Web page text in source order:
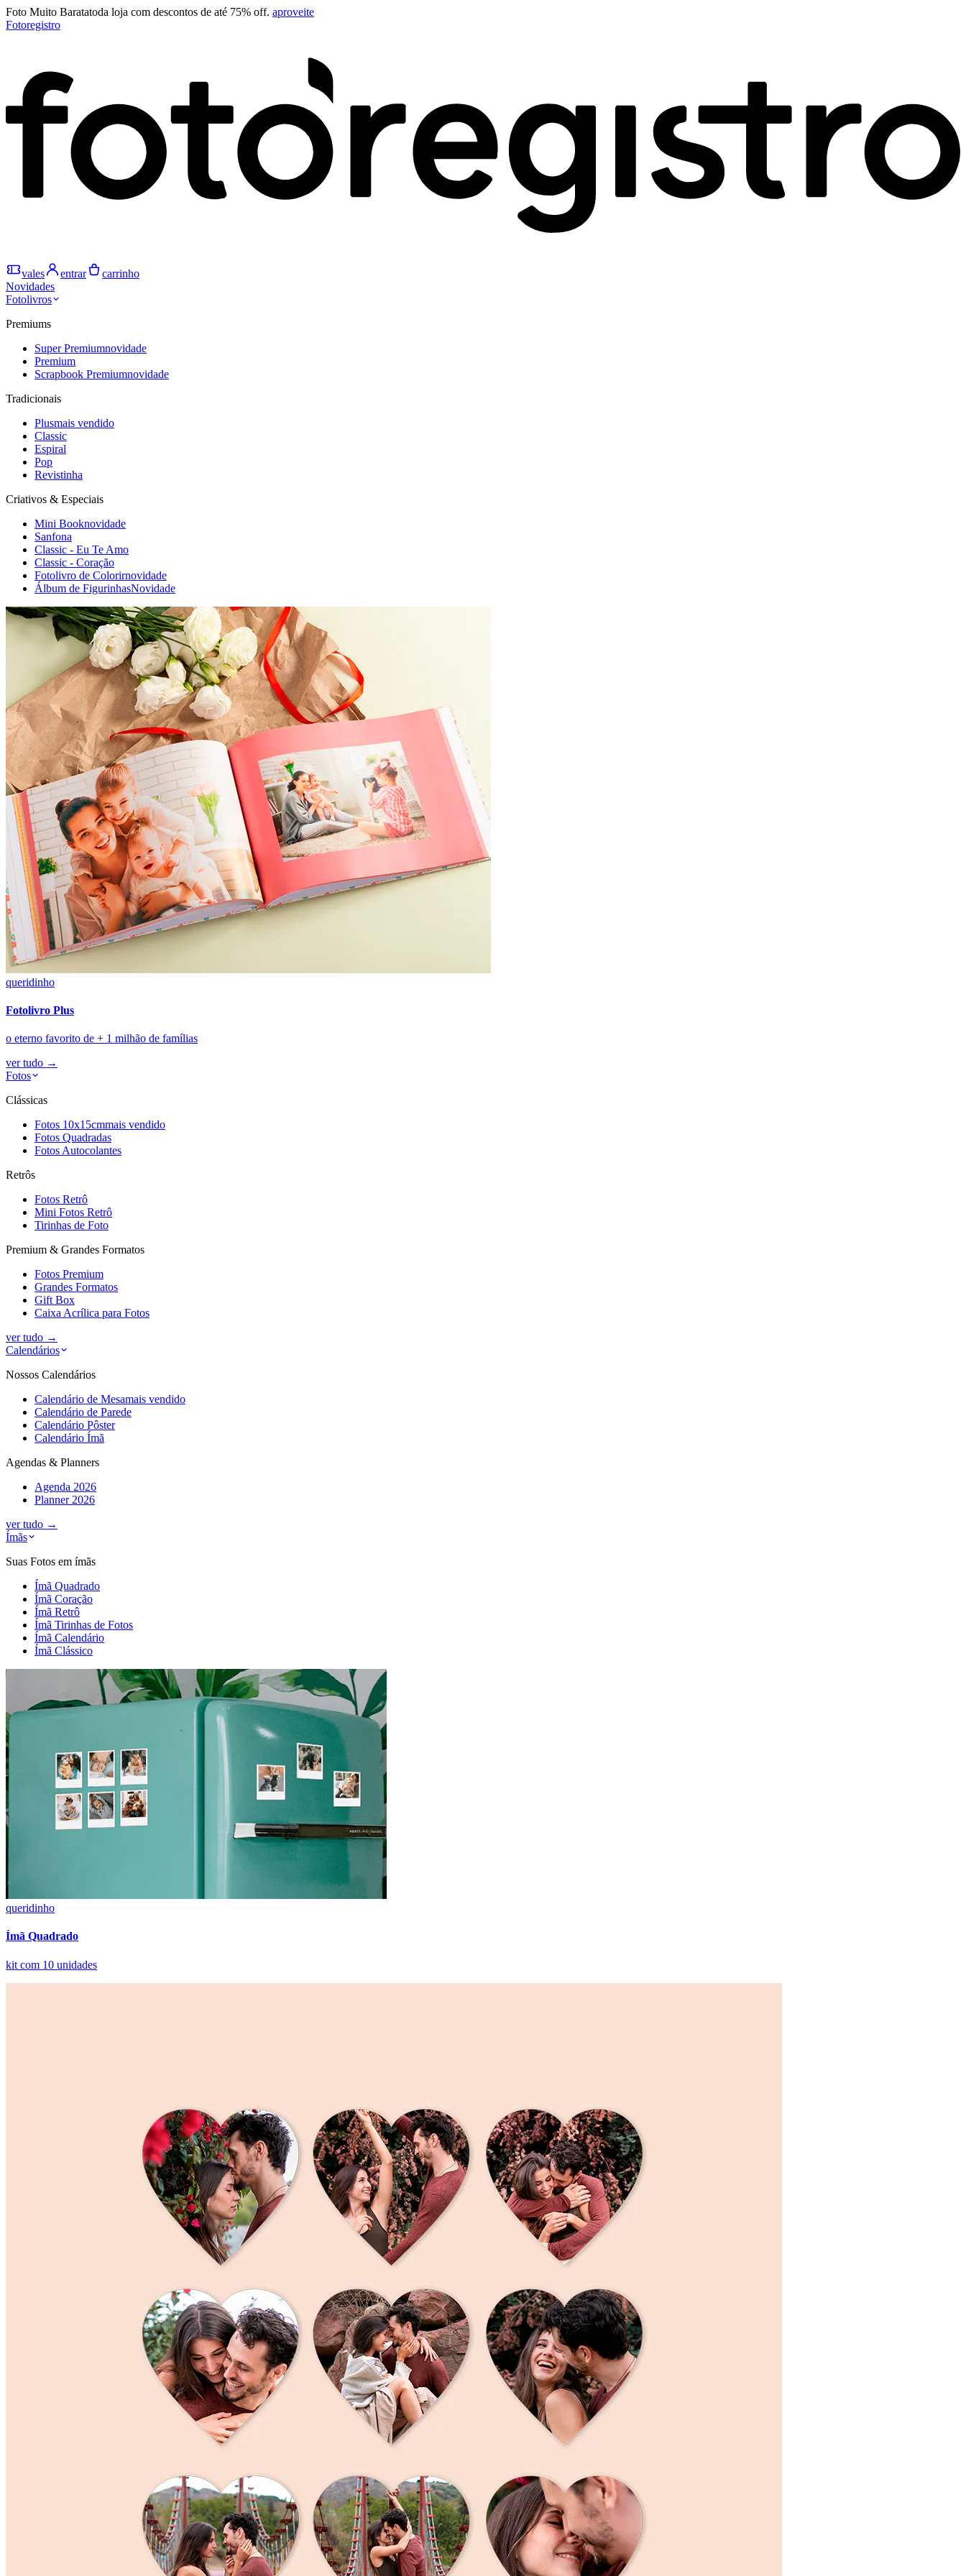
Foto Muito Baratatoda loja com descontos de até 75% off. aproveite
Fotoregistro
vales entrar
carrinho
Novidades
Fotolivros
Premiums
Super Premiumnovidade
Premium
Scrapbook Premiumnovidade
Tradicionais
Plusmais vendido
Classic
Espiral
Pop
Revistinha
Criativos & Especiais
Mini Booknovidade
Sanfona
Classic - Eu Te Amo
Classic - Coração
Fotolivro de Colorirnovidade
Álbum de FigurinhasNovidade
queridinho
Fotolivro Plus
o eterno favorito de + 1 milhão de famílias
ver tudo →
Fotos
Clássicas
Fotos 10x15cmmais vendido
Fotos Quadradas
Fotos Autocolantes
Retrôs
Fotos Retrô
Mini Fotos Retrô
Tirinhas de Foto
Premium & Grandes Formatos
Fotos Premium
Grandes Formatos
Gift Box
Caixa Acrílica para Fotos
ver tudo →
Calendários
Nossos Calendários
Calendário de Mesamais vendido
Calendário de Parede
Calendário Pôster
Calendário Ímã
Agendas & Planners
Agenda 2026
Planner 2026
ver tudo →
Ímãs
Suas Fotos em ímãs
Ímã Quadrado
Ímã Coração
Ímã Retrô
Ímã Tirinhas de Fotos
Ímã Calendário
Ímã Clássico
queridinho
Ímã Quadrado
kit com 10 unidades